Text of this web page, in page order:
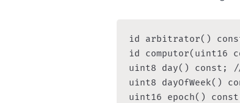
id arbitrator()
id computor(uint16
uint8 day() const;
uint8 dayOfWeek()
uint16 epoch()